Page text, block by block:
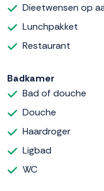
Dieetwensen op
Lunchpakket
Restaurant
Badkamer
Bad of douche
Douche
Haardroger
Ligbad
WC